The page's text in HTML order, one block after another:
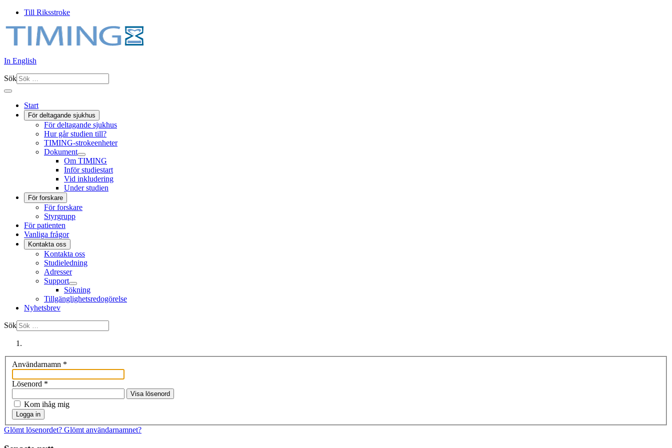
Till Riksstroke
In English
Sök
Start
För deltagande sjukhus
För deltagande sjukhus
Hur går studien till?
TIMING-strokeenheter
Dokument
Om TIMING
Inför studiestart
Vid inkludering
Under studien
För forskare
För forskare
Styrgrupp
För patienten
Vanliga frågor
Kontakta oss
Kontakta oss
Studieledning
Adresser
Support
Sökning
Tillgänglighetsredogörelse
Nyhetsbrev
Sök
Användarnamn *
Lösenord *
Visa lösenord
Kom ihåg mig
Logga in
Glömt lösenordet? Glömt användarnamnet?